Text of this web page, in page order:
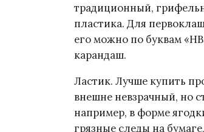
традиционный,
пластика. Для
его можно по буквам
карандаш.
Ластик. Лучше купить
внешне невзрачный, но
например, в форме
грязные следы на